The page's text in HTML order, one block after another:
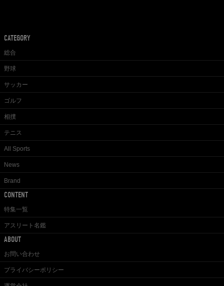
CATEGORY
総合
野球
サッカー
ゴルフ
相撲
テニス
All Sports
News
Brand
CONTENT
特集一覧
アスリート名鑑
ABOUT
お問い合わせ
プライバシーポリシー